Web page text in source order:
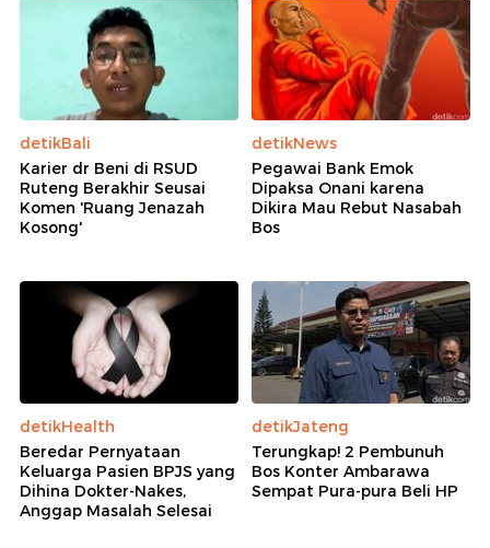
detikBali
Karier dr Beni di RSUD
Ruteng Berakhir Seusai
Komen 'Ruang Jenazah
Kosong'
detikNews
Pegawai Bank Emok
Dipaksa Onani karena
Dikira Mau Rebut Nasabah
Bos
detikHealth
Beredar Pernyataan
Keluarga Pasien BPJS yang
Dihina Dokter-Nakes,
Anggap Masalah Selesai
detikJateng
Terungkap! 2 Pembunuh
Bos Konter Ambarawa
Sempat Pura-pura Beli HP